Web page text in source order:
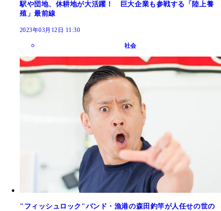
駅や団地、休耕地が大活躍！ 巨大企業も参戦する「陸上養
殖」最前線
2023年03月12日 11:30
社会
"フィッシュロック"バンド・漁港の森田釣竿が人任せの世の